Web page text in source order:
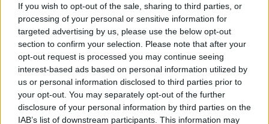
If you wish to opt-out of the sale, sharing to third parties, or
processing of your personal or sensitive information for
targeted advertising by us, please use the below opt-out
section to confirm your selection. Please note that after your
opt-out request is processed you may continue seeing
interest-based ads based on personal information utilized by
us or personal information disclosed to third parties prior to
your opt-out. You may separately opt-out of the further
disclosure of your personal information by third parties on the
IAB’s list of downstream participants. This information may
cotización en el mercado Comunio en 1,7 millones, mientras
que su compañero Nabil Fekir sigue con su espectacular
subida y ya está en el Top 10 de más caros tras aumentar su
precio en 1,6 millones.
Eric García, En-Nesyri, Muriqi, Tsygankov, Álex Berenguer e
Iago Aspas son los otros futbolistas que tuvieron una subida
de valor de mercado superior al millón de euros.